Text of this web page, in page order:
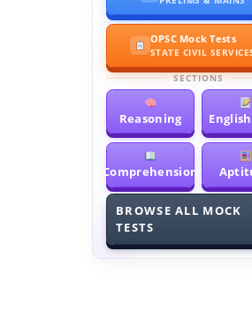
OPSC Mock Tests
STATE CIVIL
SECTIONS
Reasoning
Comprehension
BROWSE ALL MOCK
TESTS